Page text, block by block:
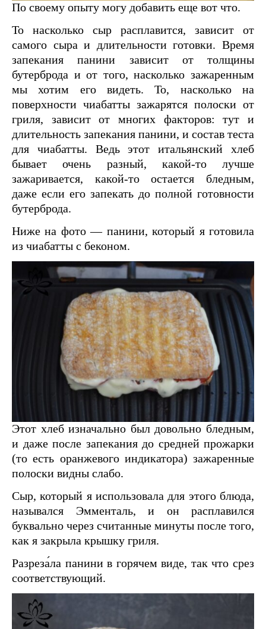
По своему опыту могу добавить еще вот что.
То насколько сыр расплавится, зависит от
самого сыра и длительности готовки. Время
запекания панини зависит от толщины
бутерброда и от того, насколько зажаренным
мы хотим его видеть. То, насколько на
поверхности чиабатты зажарятся полоски от
гриля, зависит от многих факторов: тут и
длительность запекания панини, и состав теста
для чиабатты. Ведь этот итальянский хлеб
бывает очень разный, какой-то лучше
зажаривается, какой-то остается бледным,
даже если его запекать до полной готовности
бутерброда.
Ниже на фото — панини, который я готовила
из чиабатты с беконом.
Этот хлеб изначально был довольно бледным,
и даже после запекания до средней прожарки
(то есть оранжевого индикатора) зажаренные
полоски видны слабо.
Сыр, который я использовала для этого блюда,
назывался Эмменталь, и он расплавился
буквально через считанные минуты после того,
как я закрыла крышку гриля.
Разреза́ла панини в горячем виде, так что срез
соответствующий.